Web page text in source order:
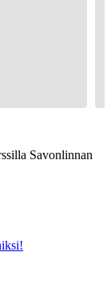
Savonlinnan